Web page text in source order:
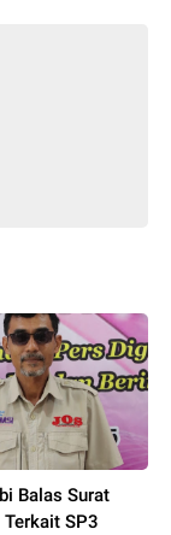
Balas Surat
Terkait SP3